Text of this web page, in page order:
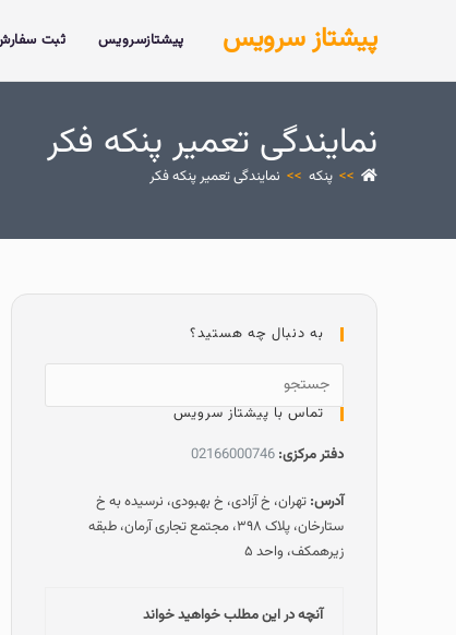
پیشتاز سرویس پیشتازسرویس ثبت
نمایندگی تعمیر پنکه فکر
>> پنکه >> نمایندگی تعمیر پنکه فکر
به دنبال چه هستید؟
تماس با پیشتاز سرویس
دفتر مرکزی: 02166000746
آدرس: تهران، خ آزادی، خ بهبودی، نرسیده به خ
ستارخان، پلاک ۳۹۸، مجتمع تجاری آرمان، طبقه
زیرهمکف، واحد ۵
آنچه در این مطلب خواهید خواند